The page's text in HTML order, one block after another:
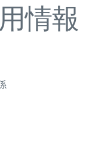
情報